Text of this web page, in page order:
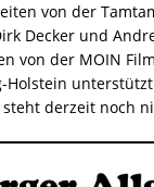
von der
Decker und
von der MOIN
Holstein
derzeit noch